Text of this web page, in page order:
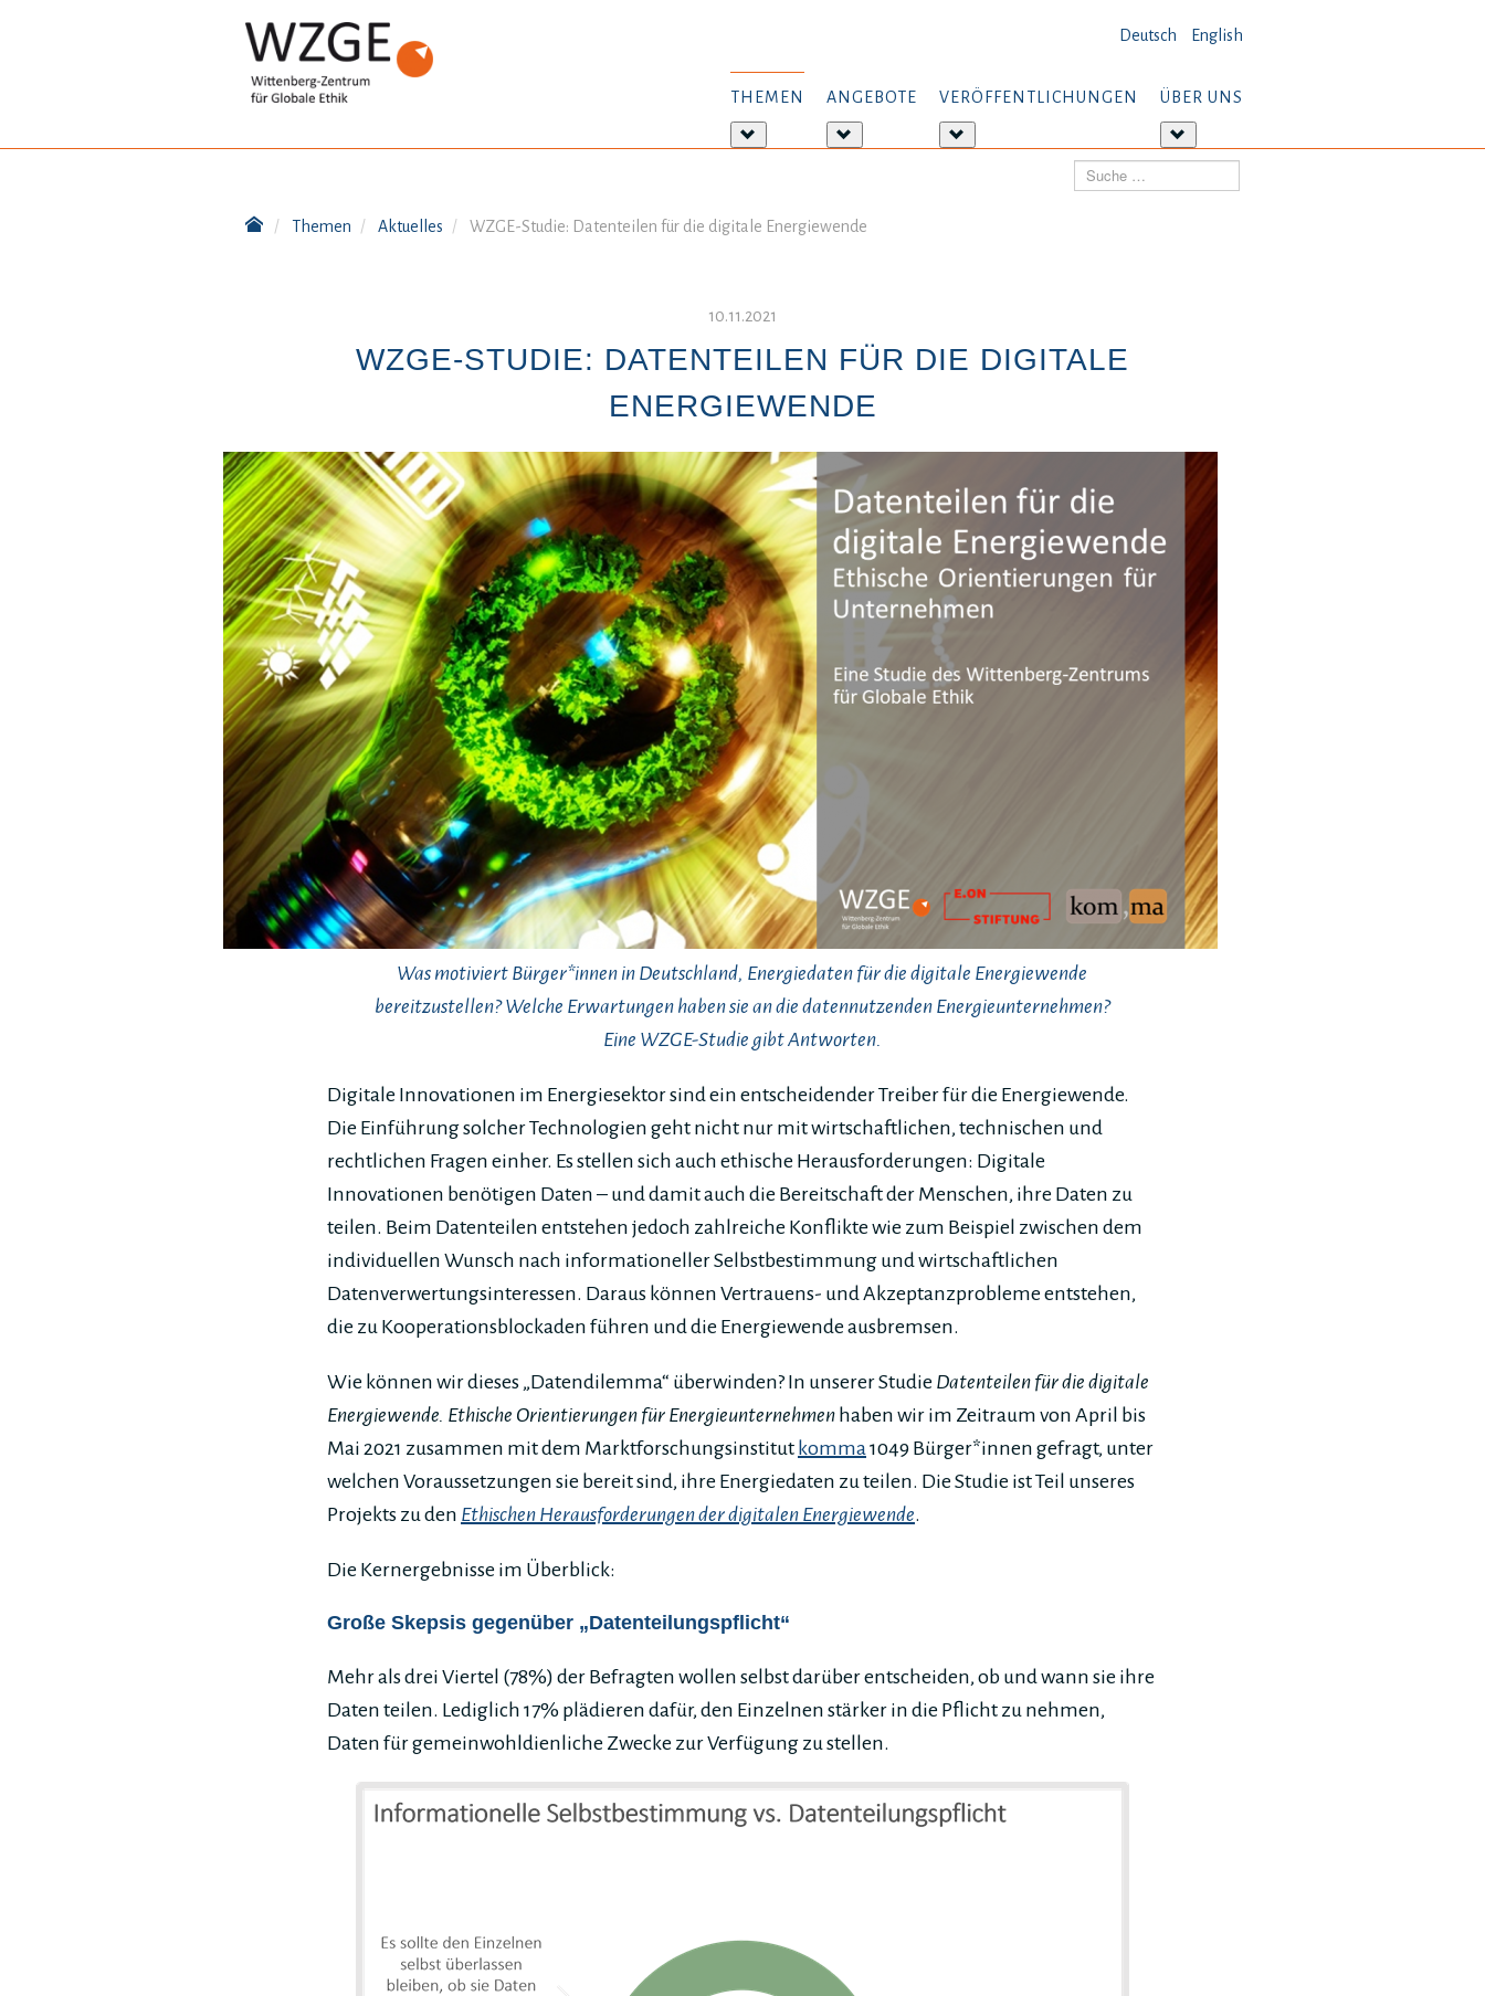
Deutsch English
THEMEN
Informationen:
ANGEBOTE
Informationen:
VERÖFFENTLICHUNGEN
Informationen:
ÜBER UNS
Informationen:
uns
Suchen
Themen Aktuelles WZGE-Studie: Datenteilen für die digitale Energiewende
10.11.2021
WZGE-STUDIE: DATENTEILEN FÜR DIE DIGITALE
ENERGIEWENDE
Was motiviert Bürger*innen in Deutschland, Energiedaten für die digitale Energiewende
bereitzustellen? Welche Erwartungen haben sie an die datennutzenden Energieunternehmen?
Eine WZGE-Studie gibt Antworten.
Digitale Innovationen im Energiesektor sind ein entscheidender Treiber für die Energiewende.
Die Einführung solcher Technologien geht nicht nur mit wirtschaftlichen, technischen und
rechtlichen Fragen einher. Es stellen sich auch ethische Herausforderungen: Digitale
Innovationen benötigen Daten – und damit auch die Bereitschaft der Menschen, ihre Daten zu
teilen. Beim Datenteilen entstehen jedoch zahlreiche Konflikte wie zum Beispiel zwischen dem
individuellen Wunsch nach informationeller Selbstbestimmung und wirtschaftlichen
Datenverwertungsinteressen. Daraus können Vertrauens- und Akzeptanzprobleme entstehen,
die zu Kooperationsblockaden führen und die Energiewende ausbremsen.
Wie können wir dieses „Datendilemma“ überwinden? In unserer Studie Datenteilen für die digitale
Energiewende. Ethische Orientierungen für Energieunternehmen haben wir im Zeitraum von April bis
Mai 2021 zusammen mit dem Marktforschungsinstitut komma1049 Bürger*innen gefragt, unter
welchen Voraussetzungen sie bereit sind, ihre Energiedaten zu teilen. Die Studie ist Teil unseres
Projekts zu den Ethischen Herausforderungen der digitalen Energiewende.
Die Kernergebnisse im Überblick:
Große Skepsis gegenüber „Datenteilungspflicht“
Mehr als drei Viertel (78%) der Befragten wollen selbst darüber entscheiden, ob und wann sie ihre
Daten teilen. Lediglich 17% plädieren dafür, den Einzelnen stärker in die Pflicht zu nehmen,
Daten für gemeinwohldienliche Zwecke zur Verfügung zu stellen.